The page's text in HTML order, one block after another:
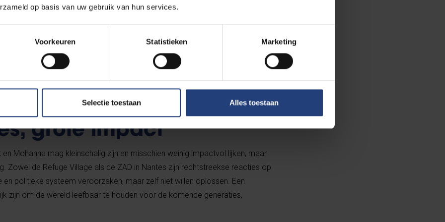
op basis van uw gebruik van hun services.
Voorkeuren Statistieken Marketing
Selectie toestaan Alles toestaan
zijn zelf jaren geleden als vluchteling in Athene toegekomen uit Syrië en
voor hun lotgenoten en begonnen leegstaande gebouwen te kraken om
enkele jaren huren ze een groot stuk akkerland om samen met de andere
verkopen hun producten ook op de markt, en baten een biologische
grote impact
Mohanna mag kleinschalig zijn en misschien weinig impactvol lijken, maar
Zowel de Refuge Village als de ZAD in Nantes zijn rechtstreekse reacties op
politieke systeem veroorzaken, maar zelf niet willen oplossen. Een
zijn om de wereld leefbaar te houden voor de komende generaties,